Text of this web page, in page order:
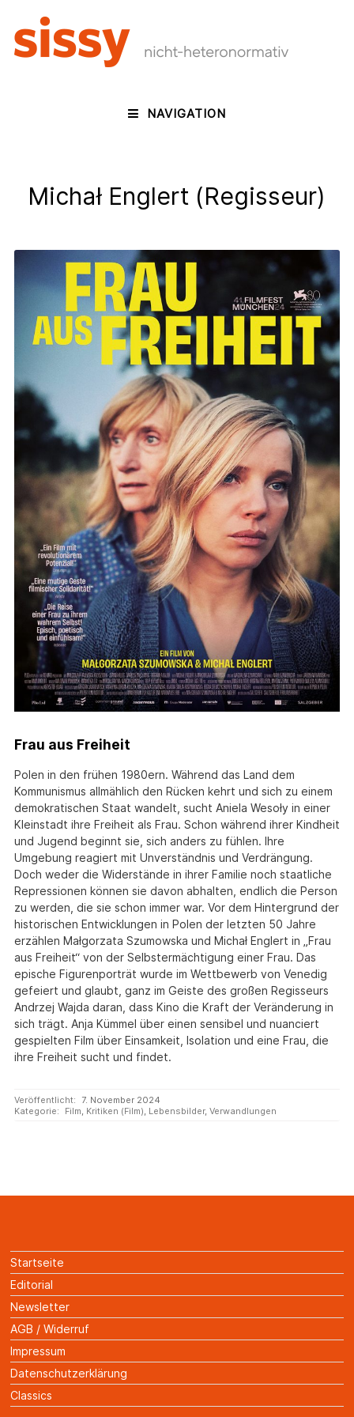
NAVIGATION
Michał Englert (Regisseur)
Frau aus Freiheit
Polen in den frühen 1980ern. Während das Land dem
Kommunismus allmählich den Rücken kehrt und sich zu einem
demokratischen Staat wandelt, sucht Aniela Wesoły in einer
Kleinstadt ihre Freiheit als Frau. Schon während ihrer Kindheit
und Jugend beginnt sie, sich anders zu fühlen. Ihre
Umgebung reagiert mit Unverständnis und Verdrängung.
Doch weder die Widerstände in ihrer Familie noch staatliche
Repressionen können sie davon abhalten, endlich die Person
zu werden, die sie schon immer war. Vor dem Hintergrund der
historischen Entwicklungen in Polen der letzten 50 Jahre
erzählen Małgorzata Szumowska und Michał Englert in „Frau
aus Freiheit“ von der Selbstermächtigung einer Frau. Das
epische Figurenporträt wurde im Wettbewerb von Venedig
gefeiert und glaubt, ganz im Geiste des großen Regisseurs
Andrzej Wajda daran, dass Kino die Kraft der Veränderung in
sich trägt. Anja Kümmel über einen sensibel und nuanciert
gespielten Film über Einsamkeit, Isolation und eine Frau, die
ihre Freiheit sucht und findet.
Veröffentlicht:
7. November 2024
Kategorie:
Film, Kritiken (Film), Lebensbilder, Verwandlungen
Startseite
Editorial
Newsletter
AGB / Widerruf
Impressum
Datenschutzerklärung
Classics